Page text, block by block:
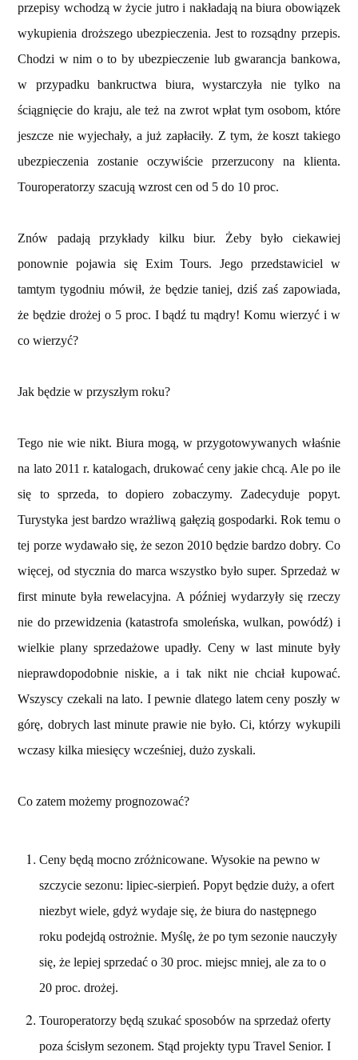
przepisy wchodzą w życie jutro i nakładają na biura obowiązek
wykupienia droższego ubezpieczenia. Jest to rozsądny przepis.
Chodzi w nim o to by ubezpieczenie lub gwarancja bankowa,
w przypadku bankructwa biura, wystarczyła nie tylko na
ściągnięcie do kraju, ale też na zwrot wpłat tym osobom, które
jeszcze nie wyjechały, a już zapłaciły. Z tym, że koszt takiego
ubezpieczenia zostanie oczywiście przerzucony na klienta.
Touroperatorzy szacują wzrost cen od 5 do 10 proc.
Znów padają przykłady kilku biur. Żeby było ciekawiej
ponownie pojawia się Exim Tours. Jego przedstawiciel w
tamtym tygodniu mówił, że będzie taniej, dziś zaś zapowiada,
że będzie drożej o 5 proc. I bądź tu mądry! Komu wierzyć i w
co wierzyć?
Jak będzie w przyszłym roku?
Tego nie wie nikt. Biura mogą, w przygotowywanych właśnie
na lato 2011 r. katalogach, drukować ceny jakie chcą. Ale po ile
się to sprzeda, to dopiero zobaczymy. Zadecyduje popyt.
Turystyka jest bardzo wrażliwą gałęzią gospodarki. Rok temu o
tej porze wydawało się, że sezon 2010 będzie bardzo dobry. Co
więcej, od stycznia do marca wszystko było super. Sprzedaż w
first minute była rewelacyjna. A później wydarzyły się rzeczy
nie do przewidzenia (katastrofa smoleńska, wulkan, powódź) i
wielkie plany sprzedażowe upadły. Ceny w last minute były
nieprawdopodobnie niskie, a i tak nikt nie chciał kupować.
Wszyscy czekali na lato. I pewnie dlatego latem ceny poszły w
górę, dobrych last minute prawie nie było. Ci, którzy wykupili
wczasy kilka miesięcy wcześniej, dużo zyskali.
Co zatem możemy prognozować?
Ceny będą mocno zróżnicowane. Wysokie na pewno w
szczycie sezonu: lipiec-sierpień. Popyt będzie duży, a ofert
niezbyt wiele, gdyż wydaje się, że biura do następnego
roku podejdą ostrożnie. Myślę, że po tym sezonie nauczyły
się, że lepiej sprzedać o 30 proc. miejsc mniej, ale za to o
20 proc. drożej.
Touroperatorzy będą szukać sposobów na sprzedaż oferty
poza ścisłym sezonem. Stąd projekty typu Travel Senior. I